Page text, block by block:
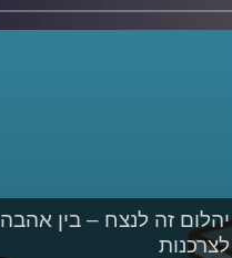
יהלום זה לנצח – בין אהבה
לצרכנות